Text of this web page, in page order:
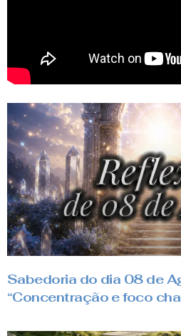
Sabedoria do dia 08 de
“Concentração e foco